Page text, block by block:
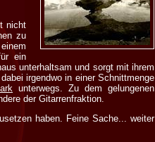
nicht
zu
ein
unterhaltsam und sorgt mit ihrem
irgendwo in einer Schnittmenge
unterwegs. Zu dem gelungenen
der Gitarrenfraktion.
haben. Feine Sache... weiter